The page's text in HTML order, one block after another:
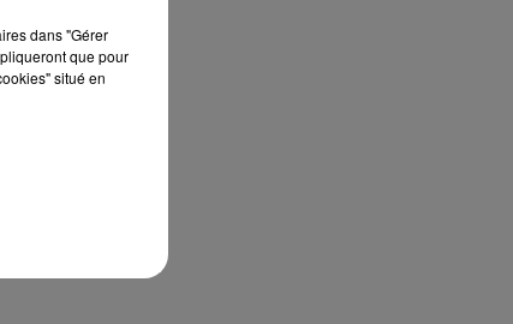
dans "Gérer
que pour
situé en